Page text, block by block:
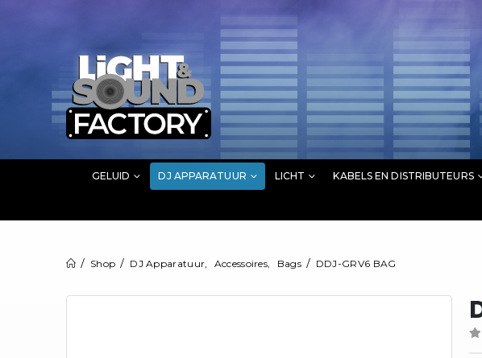
GELUID DJ APPARATUUR LICHT KABELS EN DISTRIBUTEURS
Shop DJ Apparatuur Accessoires Bags DDJ-GRV6 BAG